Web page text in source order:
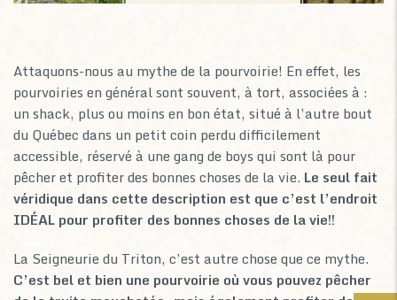
Attaquons-nous au mythe de la pourvoirie! En effet, les
pourvoiries en général sont souvent, à tort, associées à :
un shack, plus ou moins en bon état, situé à l’autre bout
du Québec dans un petit coin perdu difficilement
accessible, réservé à une gang de boys qui sont là pour
pêcher et profiter des bonnes choses de la vie. Le seul fait
véridique dans cette description est que c’est l’endroit
IDÉAL pour profiter des bonnes choses de la vie!!
La Seigneurie du Triton, c’est autre chose que ce mythe.
C’est bel et bien une pourvoirie où vous pouvez pêcher